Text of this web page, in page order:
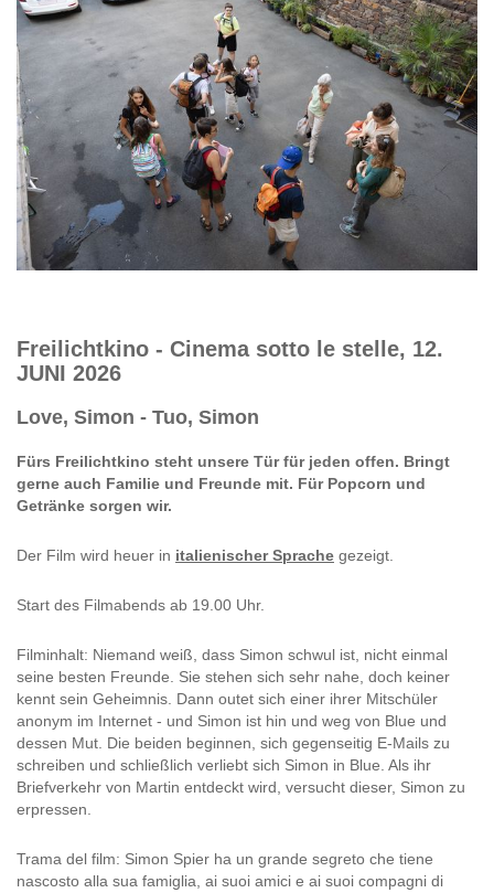
Freilichtkino - Cinema sotto le stelle, 12.
JUNI 2026
Love, Simon - Tuo, Simon
Fürs Freilichtkino steht unsere Tür für jeden offen. Bringt
gerne auch Familie und Freunde mit. Für Popcorn und
Getränke sorgen wir.
Der Film wird heuer in italienischer Sprache gezeigt.
Start des Filmabends ab 19.00 Uhr.
Filminhalt: Niemand weiß, dass Simon schwul ist, nicht einmal
seine besten Freunde. Sie stehen sich sehr nahe, doch keiner
kennt sein Geheimnis. Dann outet sich einer ihrer Mitschüler
anonym im Internet - und Simon ist hin und weg von Blue und
dessen Mut. Die beiden beginnen, sich gegenseitig E-Mails zu
schreiben und schließlich verliebt sich Simon in Blue. Als ihr
Briefverkehr von Martin entdeckt wird, versucht dieser, Simon zu
erpressen.
Trama del film: Simon Spier ha un grande segreto che tiene
nascosto alla sua famiglia, ai suoi amici e ai suoi compagni di